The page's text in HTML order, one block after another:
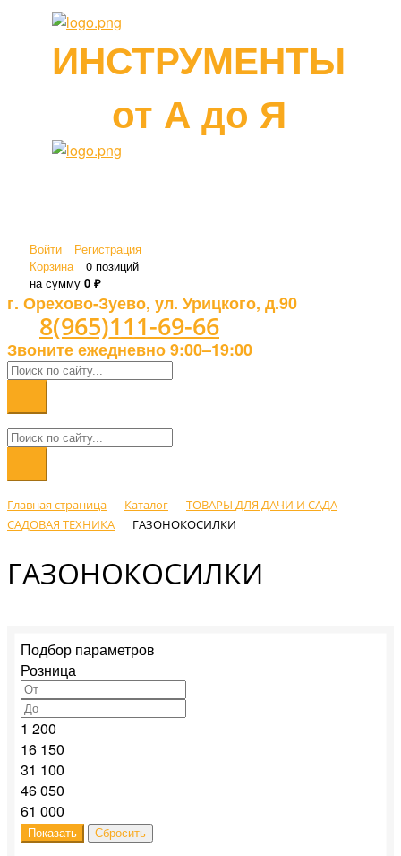
ИНСТРУМЕНТЫ
от А до Я
Войти
Регистрация
Корзина
0 позиций
на сумму 0 ₽
г. Орехово-Зуево, ул. Урицкого, д.90
8(965)111-69-66
Звоните ежедневно 9:00–19:00
Главная страница Каталог
ТОВАРЫ ДЛЯ ДАЧИ И САДА
САДОВАЯ ТЕХНИКА
ГАЗОНОКОСИЛКИ
ГАЗОНОКОСИЛКИ
Подбор параметров
Розница
1 200
16 150
31 100
46 050
61 000